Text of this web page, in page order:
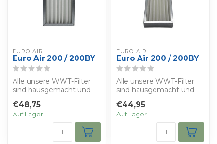
EURO AIR
Euro Air 200 / 200BY
Alle unsere WWT-Filter
sind hausgemacht und
ISO 16890 herge...
€48,75
Auf Lager
EURO AIR
Euro Air 200 / 200BY
Alle unsere WWT-Filter
sind hausgemacht und
ISO 16890 herge...
€44,95
Auf Lager